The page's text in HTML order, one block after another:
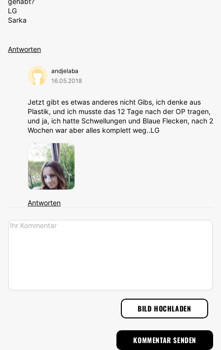
LG
Sarka
Antworten
andjelaba
16.05.2018
Jetzt gibt es etwas anderes nicht Gibs, ich denke aus
Plastik, und ich musste das 12 Tage nach der OP tragen,
und ja, ich hatte Schwellungen und Blaue Flecken, nach 2
Wochen war aber alles komplett weg..LG
Antworten
BILD HOCHLADEN